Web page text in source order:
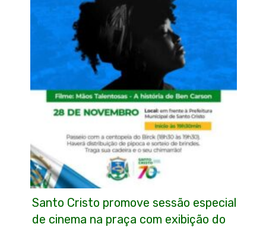
Santo Cristo promove sessão especial
de cinema na praça com exibição do